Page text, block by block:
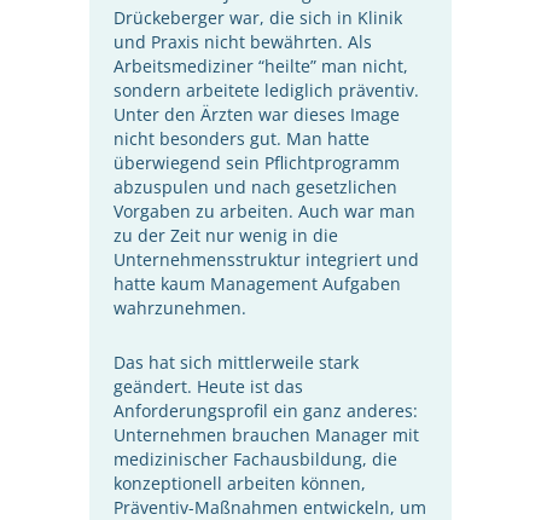
Drückeberger war, die sich in Klinik
und Praxis nicht bewährten. Als
Arbeitsmediziner “heilte” man nicht,
sondern arbeitete lediglich präventiv.
Unter den Ärzten war dieses Image
nicht besonders gut. Man hatte
überwiegend sein Pflichtprogramm
abzuspulen und nach gesetzlichen
Vorgaben zu arbeiten. Auch war man
zu der Zeit nur wenig in die
Unternehmensstruktur integriert und
hatte kaum Management Aufgaben
wahrzunehmen.
Das hat sich mittlerweile stark
geändert. Heute ist das
Anforderungsprofil ein ganz anderes:
Unternehmen brauchen Manager mit
medizinischer Fachausbildung, die
konzeptionell arbeiten können,
Präventiv-Maßnahmen entwickeln, um